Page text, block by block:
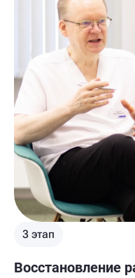
3 этап
Восстановление